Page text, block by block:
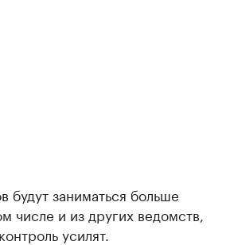
будут заниматься больше
числе и из других ведомств,
усилят.